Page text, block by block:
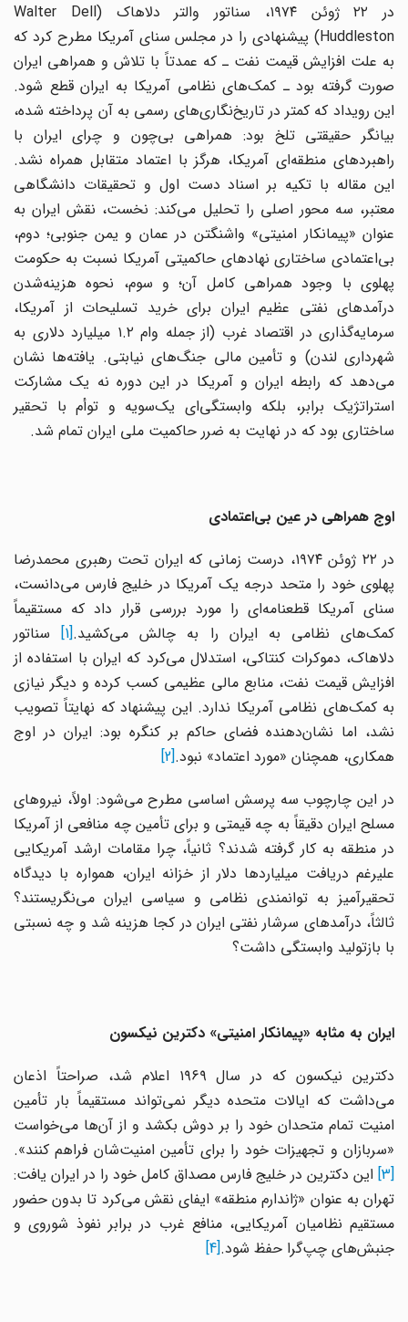
در ۲۲ ژوئن ۱۹۷۴، سناتور والتر دلاهاک (Walter Dell
Huddleston) پیشنهادی را در مجلس سنای آمریکا مطرح کرد که
به علت افزایش قیمت نفت ـ که عمدتاً با تلاش و همراهی ایران
صورت گرفته بود ـ کمک‌های نظامی آمریکا به ایران قطع شود.
این رویداد که کمتر در تاریخ‌نگاری‌های رسمی به آن پرداخته شده،
بیانگر حقیقتی تلخ بود: همراهی بی‌چون و چرای ایران با
راهبردهای منطقه‌ای آمریکا، هرگز با اعتماد متقابل همراه نشد.
این مقاله با تکیه بر اسناد دست اول و تحقیقات دانشگاهی
معتبر، سه محور اصلی را تحلیل می‌کند: نخست، نقش ایران به
عنوان «پیمانکار امنیتی» واشنگتن در عمان و یمن جنوبی؛ دوم،
بی‌اعتمادی ساختاری نهادهای حاکمیتی آمریکا نسبت به حکومت
پهلوی با وجود همراهی کامل آن؛ و سوم، نحوه هزینه‌شدن
درآمدهای نفتی عظیم ایران برای خرید تسلیحات از آمریکا،
سرمایه‌گذاری در اقتصاد غرب (از جمله وام ۱.۲ میلیارد دلاری به
شهرداری لندن) و تأمین مالی جنگ‌های نیابتی. یافته‌ها نشان
می‌دهد که رابطه ایران و آمریکا در این دوره نه یک مشارکت
استراتژیک برابر، بلکه وابستگی‌ای یک‌سویه و توأم با تحقیر
ساختاری بود که در نهایت به ضرر حاکمیت ملی ایران تمام شد.
اوج همراهی در عین بی‌اعتمادی
در ۲۲ ژوئن ۱۹۷۴، درست زمانی که ایران تحت رهبری محمدرضا
پهلوی خود را متحد درجه یک آمریکا در خلیج فارس می‌دانست،
سنای آمریکا قطعنامه‌ای را مورد بررسی قرار داد که مستقیماً
کمک‌های نظامی به ایران را به چالش می‌کشید.[1] سناتور
دلاهاک، دموکرات کنتاکی، استدلال می‌کرد که ایران با استفاده از
افزایش قیمت نفت، منابع مالی عظیمی کسب کرده و دیگر نیازی
به کمک‌های نظامی آمریکا ندارد. این پیشنهاد که نهایتاً تصویب
نشد، اما نشان‌دهنده فضای حاکم بر کنگره بود: ایران در اوج
همکاری، همچنان «مورد اعتماد» نبود.[2]
در این چارچوب سه پرسش اساسی مطرح می‌شود: اولاً، نیروهای
مسلح ایران دقیقاً به چه قیمتی و برای تأمین چه منافعی از آمریکا
در منطقه به کار گرفته شدند؟ ثانیاً، چرا مقامات ارشد آمریکایی
علیرغم دریافت میلیاردها دلار از خزانه ایران، همواره با دیدگاه
تحقیرآمیز به توانمندی نظامی و سیاسی ایران می‌نگریستند؟
ثالثاً، درآمدهای سرشار نفتی ایران در کجا هزینه شد و چه نسبتی
با بازتولید وابستگی داشت؟
ایران به مثابه «پیمانکار امنیتی» دکترین نیکسون
دکترین نیکسون که در سال ۱۹۶۹ اعلام شد، صراحتاً اذعان
می‌داشت که ایالات متحده دیگر نمی‌تواند مستقیماً بار تأمین
امنیت تمام متحدان خود را بر دوش بکشد و از آن‌ها می‌خواست
«سربازان و تجهیزات خود را برای تأمین امنیت‌شان فراهم کنند».
این دکترین در خلیج فارس مصداق کامل خود را در ایران یافت:
تهران به عنوان «ژاندارم منطقه» ایفای نقش می‌کرد تا بدون حضور
مستقیم نظامیان آمریکایی، منافع غرب در برابر نفوذ شوروی و
جنبش‌های چپ‌گرا حفظ شود.[4]